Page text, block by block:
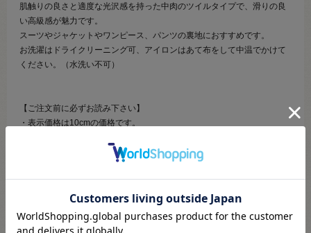
肌触りの良さと適度な光沢感を持った中肉のツイルタイプで、滑りの良
い高級感が魅力です。
スーツやジャケットやワンピース、パンツの裏地におすすめです。
お洗濯はドライクリーニング可、アイロンはあて布をして中温でかけて
ください。（水洗い不可）
【ご注文前に必ずお読み下さい】
・表示価格は10cmの価格です。
・ご覧になるディスプレイ環境などにより、商品画像と実物の色味が異
・生産ロットにより、色味や風合いが変わる場合があります。幅につき
ましても若干差が生じる場合があります。予めご了承くださいませ。
も完売・欠品の場合があります。予めご了承下さい。